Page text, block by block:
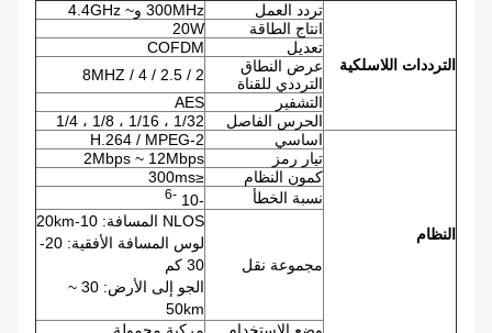
الترددات اللاسلكية
تردد العمل
300MHz و~ 4.4GHz
انتاج الطاقة
20W
تعديل
COFDM
عرض النطاق
الترددي للقناة
2 / 2.5 / 4 / 8MHZ
التشفير
AES
الحرس الفاصل
1/32 ، 1/16 ، 1/8 ، 1/4
النظام
اساسي
H.264 / MPEG-2
تيار رمز
2Mbps ~ 12Mbps
كمون النظام
≤300ms
نسبة الخطأ
-10
-6
مجموعة نقل
NLOS المسافة: 10-20km
لوس المسافة الأفقية: 20-
30 كم
الجو إلى الأرض: 30 ~
50km